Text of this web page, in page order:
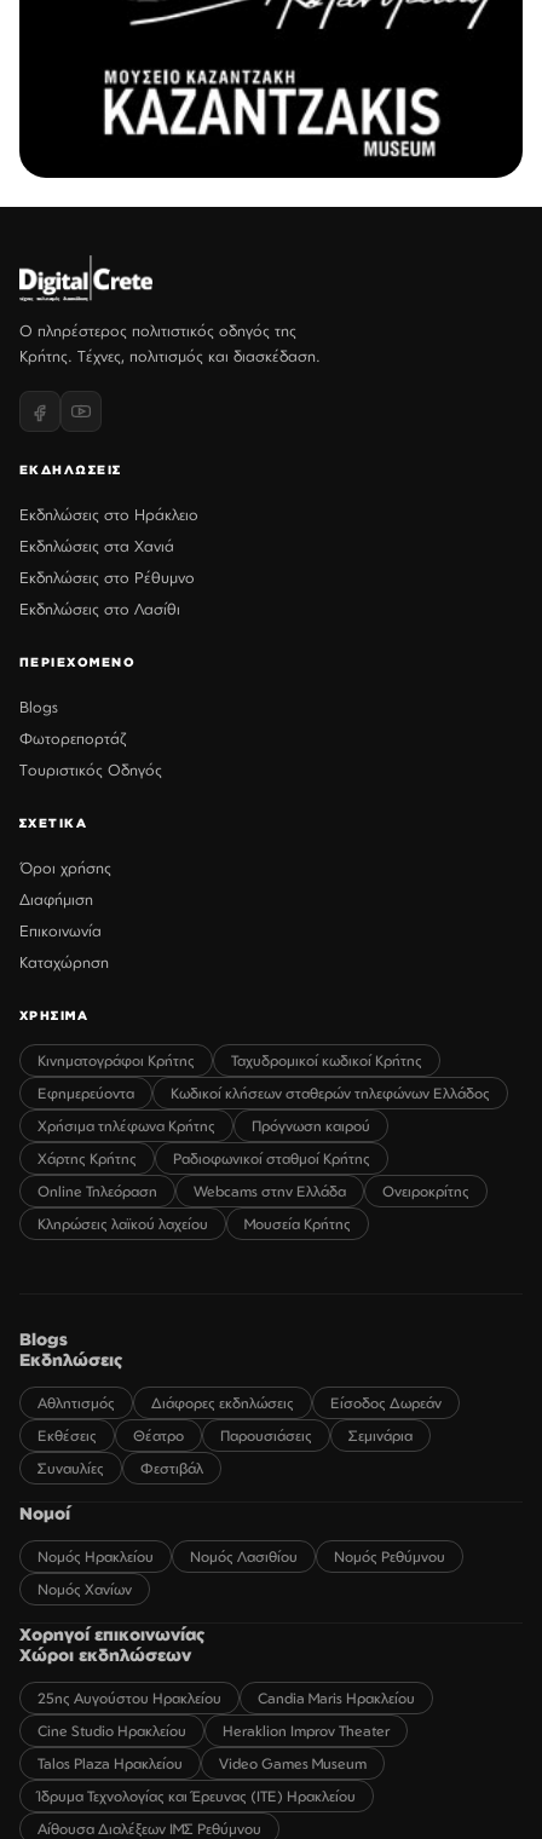
Ο πληρέστερος πολιτιστικός οδηγός της
Κρήτης. Τέχνες, πολιτισμός και διασκέδαση.
ΕΚΔΗΛΩΣΕΙΣ
Εκδηλώσεις στο Ηράκλειο
Εκδηλώσεις στα Χανιά
Εκδηλώσεις στο Ρέθυμνο
Εκδηλώσεις στο Λασίθι
ΠΕΡΙΕΧΟΜΕΝΟ
Blogs
Φωτορεπορτάζ
Τουριστικός Οδηγός
ΣΧΕΤΙΚΑ
Όροι χρήσης
Διαφήμιση
Επικοινωνία
Καταχώρηση
ΧΡΗΣΙΜΑ
Κινηματογράφοι Κρήτης
Ταχυδρομικοί κωδικοί Κρήτης
Εφημερεύοντα
Κωδικοί κλήσεων σταθερών τηλεφώνων Ελλάδος
Χρήσιμα τηλέφωνα Κρήτης
Πρόγνωση καιρού
Χάρτης Κρήτης
Ραδιοφωνικοί σταθμοί Κρήτης
Online Τηλεόραση
Webcams στην Ελλάδα
Ονειροκρίτης
Κληρώσεις λαϊκού λαχείου
Μουσεία Κρήτης
Blogs
Εκδηλώσεις
Αθλητισμός Διάφορες εκδηλώσεις
Είσοδος Δωρεάν
Εκθέσεις
Θέατρο Παρουσιάσεις
Σεμινάρια
Συναυλίες
Φεστιβάλ
Νομοί
Νομός Ηρακλείου Νομός Λασιθίου
Νομός Ρεθύμνου
Νομός Χανίων
Χορηγοί επικοινωνίας
Χώροι εκδηλώσεων
25ης Αυγούστου Ηρακλείου
Candia Maris Ηρακλείου
Cine Studio Ηρακλείου
Heraklion Improv Theater
Talos Plaza Ηρακλείου
Video Games Museum
Ίδρυμα Τεχνολογίας και Έρευνας (ΙΤΕ) Ηρακλείου
Αίθουσα Διαλέξεων ΙΜΣ Ρεθύμνου